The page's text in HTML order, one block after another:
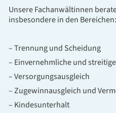
Unsere Fachanwältinnen
insbesondere in den Bereichen:
– Trennung und Scheidung
– Einvernehmliche und
– Versorgungsausgleich
– Zugewinnausgleich und
– Kindesunterhalt